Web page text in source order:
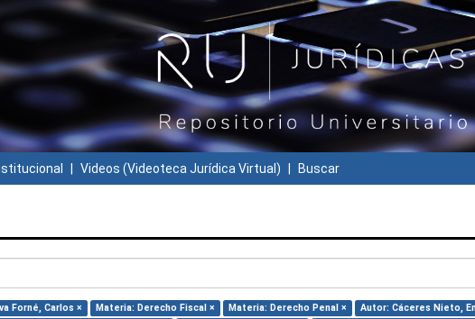
Videos (Videoteca Jurídica Virtual) Buscar
Forné, Carlos × Materia: Derecho Fiscal × Materia: Derecho Penal ×
Autor: Cáceres Nieto,